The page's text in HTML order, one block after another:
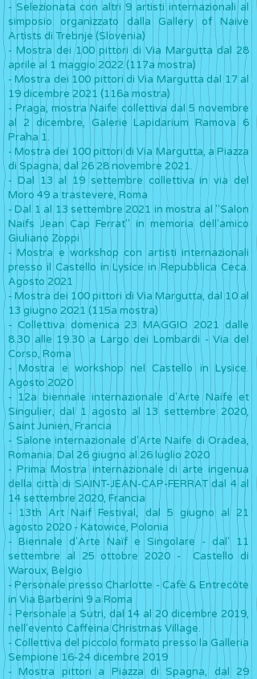
- Selezionata con altri 9 artisti internazionali al
simposio organizzato dalla Gallery of Naive
Artists di Trebnje (Slovenia)
- Mostra dei 100 pittori di Via Margutta dal 28
aprile al 1 maggio 2022 (117a mostra)
- Mostra dei 100 pittori di Via Margutta dal 17 al
19 dicembre 2021 (116a mostra)
- Praga, mostra Naife collettiva dal 5 novembre
al 2 dicembre, Galerie Lapidarium Ramova 6
Praha 1.
- Mostra dei 100 pittori di Via Margutta, a Piazza
di Spagna, dal 26 28 novembre 2021.
- Dal 13 al 19 settembre collettiva in via del
Moro 49 a trastevere, Roma
- Dal 1 al 13 settembre 2021 in mostra al "Salon
Naifs Jean Cap Ferrat" in memoria dell'amico
Giuliano Zoppi
- Mostra e workshop con artisti internazionali
presso il Castello in Lysice in Repubblica Ceca.
Agosto 2021
- Mostra dei 100 pittori di Via Margutta, dal 10 al
13 giugno 2021 (115a mostra)
- Collettiva domenica 23 MAGGIO 2021 dalle
8.30 alle 19.30 a Largo dei Lombardi - Via del
Corso, Roma
- Mostra e workshop nel Castello in Lysice.
Agosto 2020
- 12a biennale internazionale d'Arte Naife et
Singulier, dal 1 agosto al 13 settembre 2020,
Saint Junien, Francia
- Salone internazionale d'Arte Naife di Oradea,
Romania. Dal 26 giugno al 26 luglio 2020
- Prima Mostra internazionale di arte ingenua
della città di SAINT-JEAN-CAP-FERRAT dal 4 al
14 settembre 2020, Francia
- 13th Art Naif Festival, dal 5 giugno al 21
agosto 2020 - Katowice, Polonia
- Biennale d'Arte Naïf e Singolare - dal' 11
settembre al 25 ottobre 2020 - Castello di
Waroux, Belgio
- Personale presso Charlotte - Cafè & Entrecôte
in Via Barberini 9 a Roma
- Personale a Sutri, dal 14 al 20 dicembre 2019,
nell'evento Caffeina Christmas Village.
- Collettiva del piccolo formato presso la Galleria
Sempione 16-24 dicembre 2019
- Mostra pittori a Piazza di Spagna, dal 29